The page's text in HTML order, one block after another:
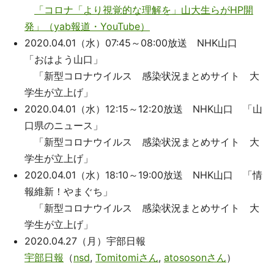
「コロナ「より視覚的な理解を」山大生らがHP開
発」（yab報道・YouTube）
2020.04.01（水）07:45～08:00放送 NHK山口
「おはよう山口」
「新型コロナウイルス 感染状況まとめサイト 大
学生が立上げ」
2020.04.01（水）12:15～12:20放送 NHK山口 「山
口県のニュース」
「新型コロナウイルス 感染状況まとめサイト 大
学生が立上げ」
2020.04.01（水）18:10～19:00放送 NHK山口 「情
報維新！やまぐち」
「新型コロナウイルス 感染状況まとめサイト 大
学生が立上げ」
2020.04.27（月）宇部日報
宇部日報 （nsd, Tomitomiさん, atososonさん）